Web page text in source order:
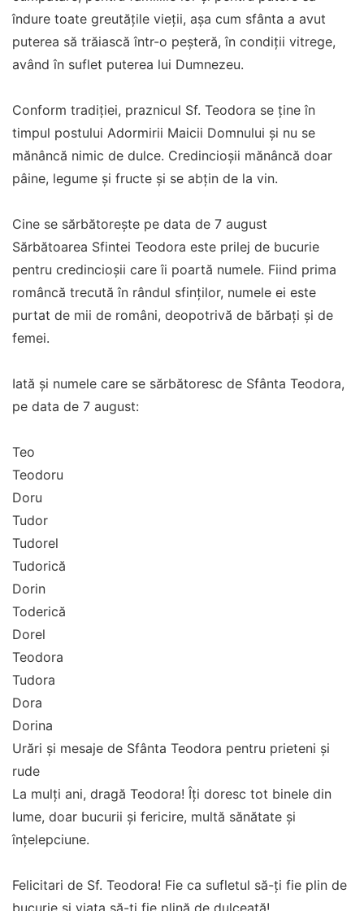
îndure toate greutățile vieții, așa cum sfânta a avut
puterea să trăiască într-o peșteră, în condiții vitrege,
având în suflet puterea lui Dumnezeu.
Conform tradiției, praznicul Sf. Teodora se ține în
timpul postului Adormirii Maicii Domnului și nu se
mănâncă nimic de dulce. Credincioșii mănâncă doar
pâine, legume și fructe și se abțin de la vin.
Cine se sărbătorește pe data de 7 august
Sărbătoarea Sfintei Teodora este prilej de bucurie
pentru credincioșii care îi poartă numele. Fiind prima
româncă trecută în rândul sfinților, numele ei este
purtat de mii de români, deopotrivă de bărbați și de
femei.
Iată și numele care se sărbătoresc de Sfânta Teodora,
pe data de 7 august:
Teo
Teodoru
Doru
Tudor
Tudorel
Tudorică
Dorin
Toderică
Dorel
Teodora
Tudora
Dora
Dorina
Urări și mesaje de Sfânta Teodora pentru prieteni și
rude
La mulți ani, dragă Teodora! Îți doresc tot binele din
lume, doar bucurii și fericire, multă sănătate și
înțelepciune.
Felicitari de Sf. Teodora! Fie ca sufletul să-ți fie plin de
bucurie și viața să-ți fie plină de dulceață!